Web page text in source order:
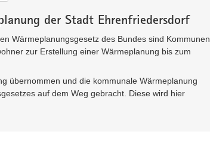
der Stadt Ehrenfriedersdorf
Wärmeplanungsgesetz des Bundes sind Kommunen
zur Erstellung einer Wärmeplanung bis zum
übernommen und die kommunale Wärmeplanung
auf dem Weg gebracht. Diese wird hier